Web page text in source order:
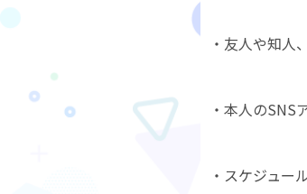
・友人や知人
・本人のSNS
・スケジュー